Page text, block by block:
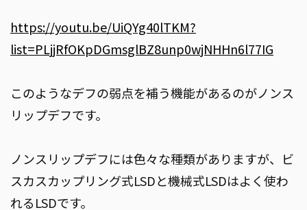
https://youtu.be/UiQYg40lTKM?
list=PLjjRfOKpDGmsglBZ8unp0wjNHHn6l77IG
このようなデフの弱点を補う機能があるのがノンス
リップデフです。
ノンスリップデフには色々な種類がありますが、ビ
スカスカップリング式LSDと機械式LSDはよく使わ
れるLSDです。